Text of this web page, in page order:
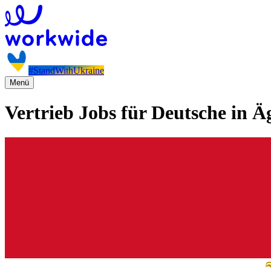
#StandWithUkraine
Menü
Vertrieb Jobs für Deutsche in